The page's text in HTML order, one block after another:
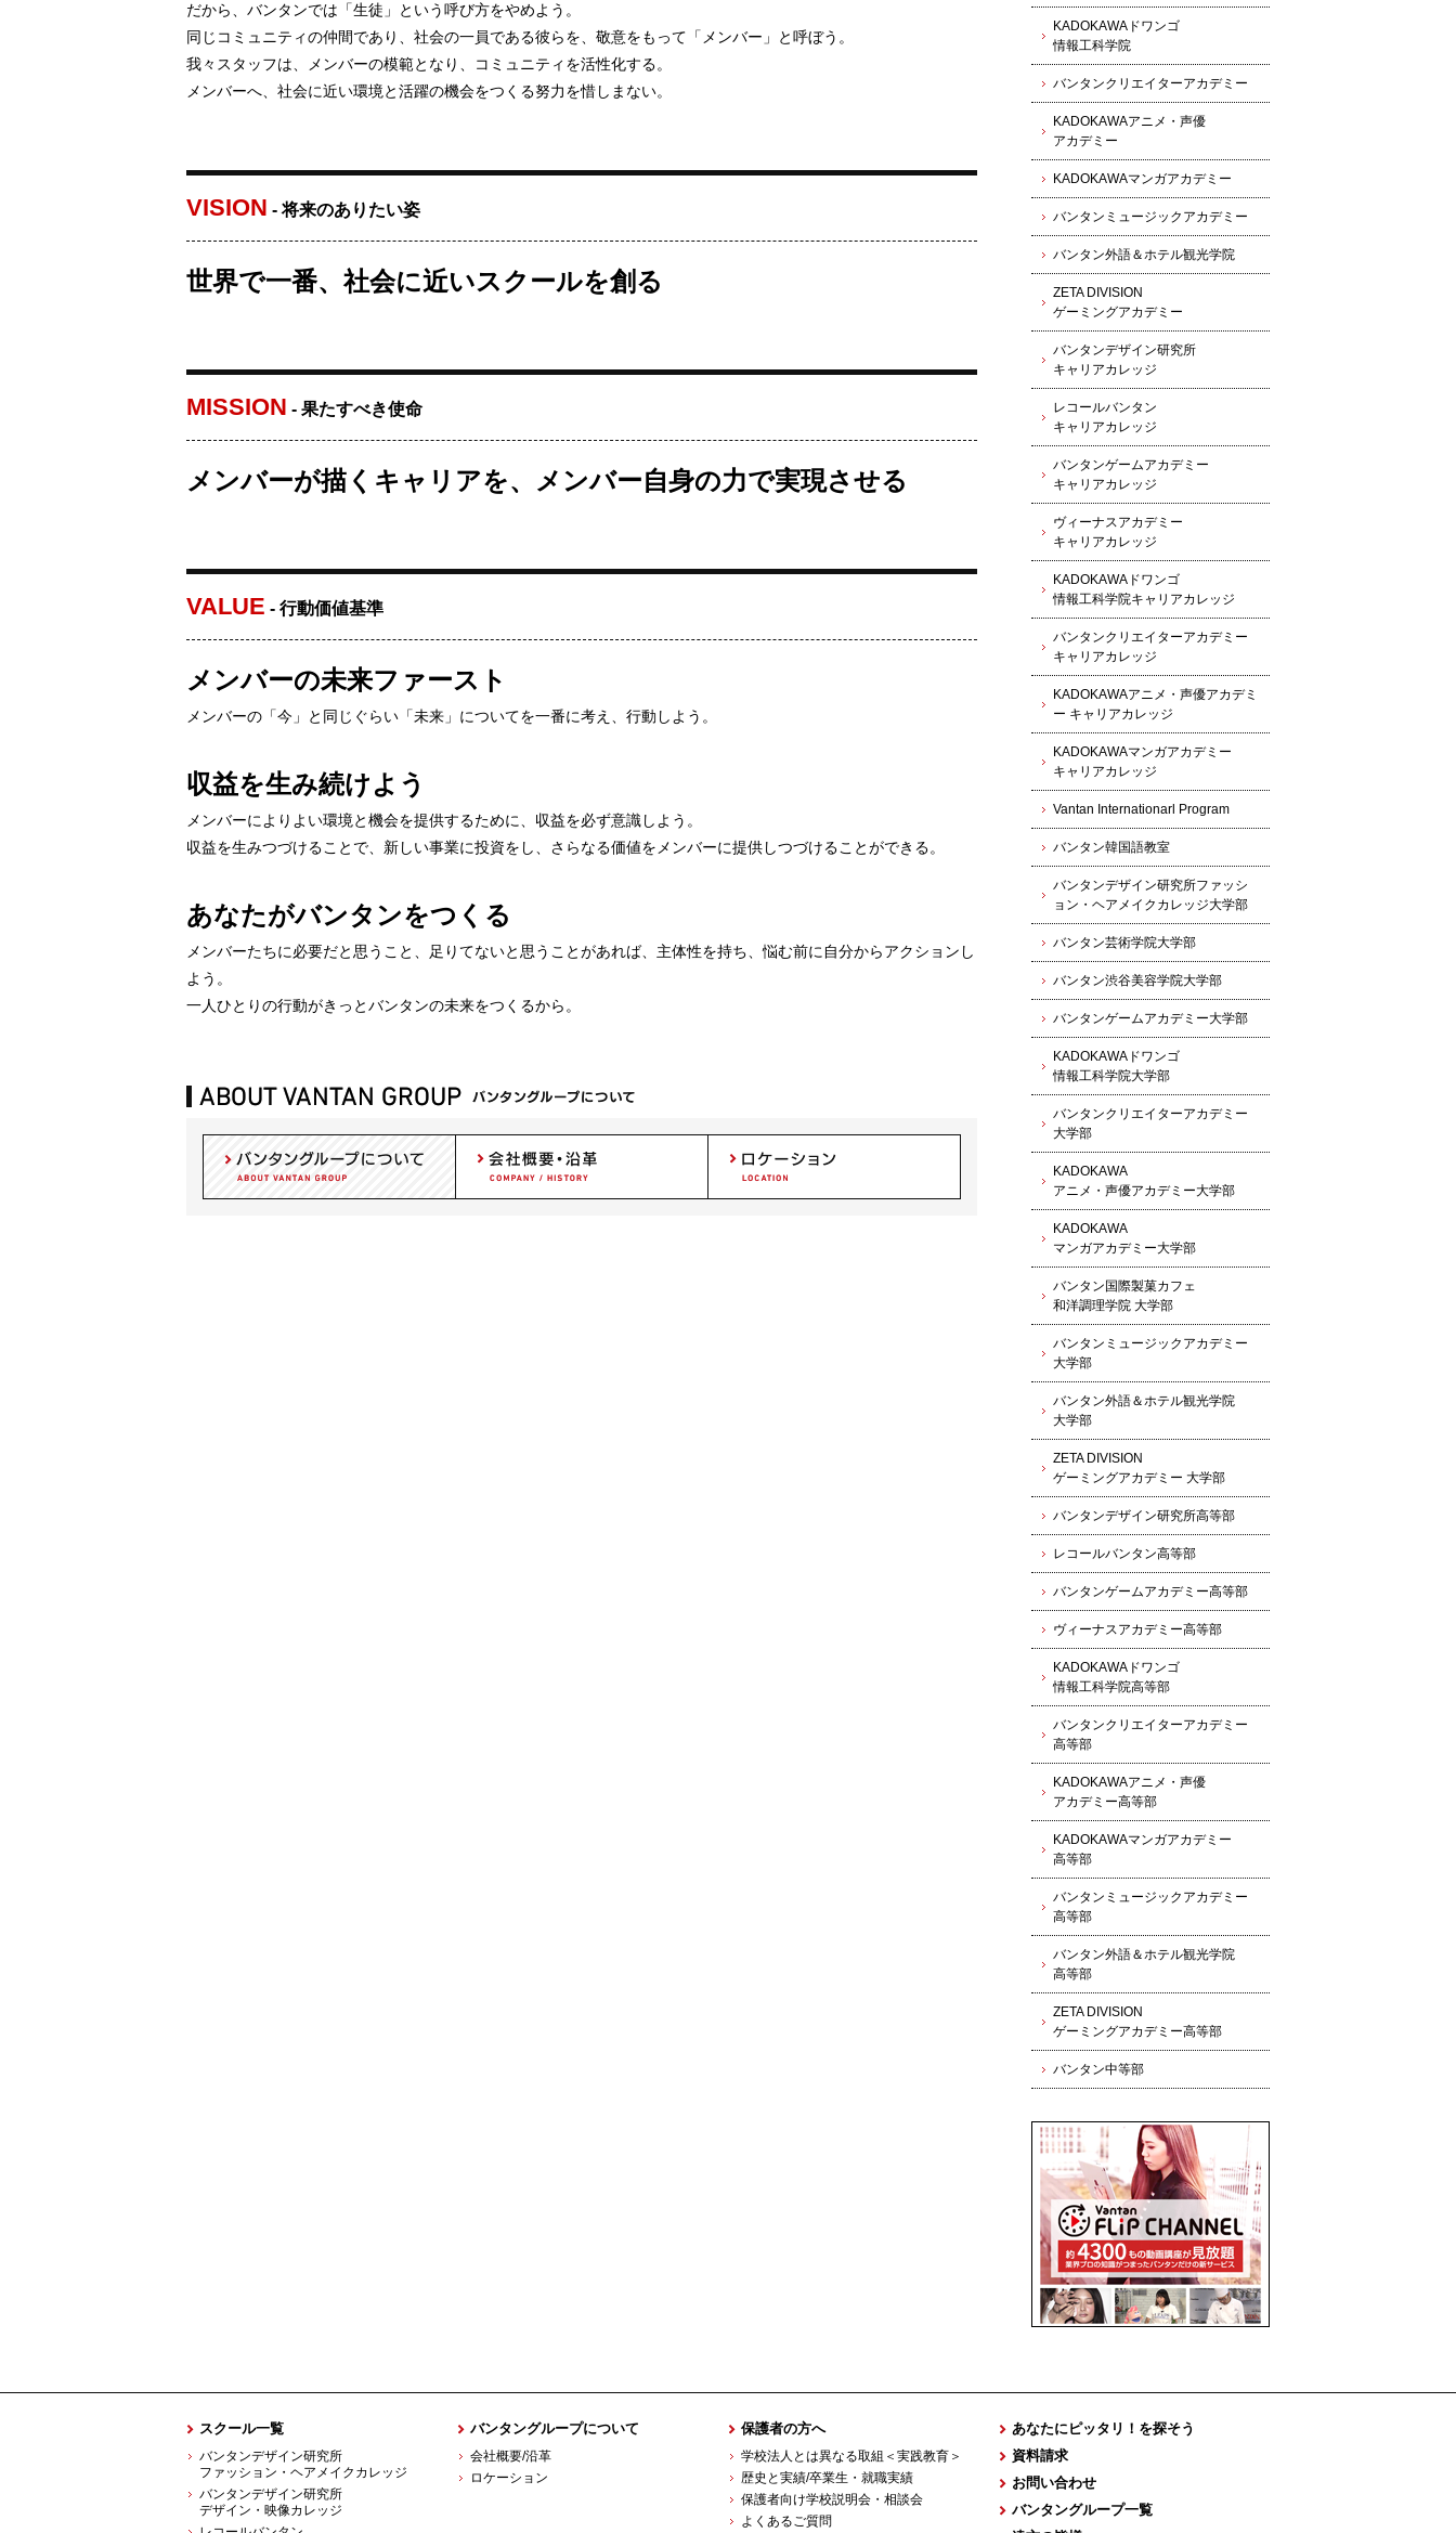
だから、バンタンでは「生徒」という呼び方をやめよう。
同じコミュニティの仲間であり、社会の一員である彼らを、敬意をもって「メンバー」と呼ぼう。
我々スタッフは、メンバーの模範となり、コミュニティを活性化する。
メンバーへ、社会に近い環境と活躍の機会をつくる努力を惜しまない。
VISION - 将来のありたい姿
世界で一番、社会に近いスクールを創る
MISSION - 果たすべき使命
メンバーが描くキャリアを、メンバー自身の力で実現させる
VALUE - 行動価値基準
メンバーの未来ファースト
メンバーの「今」と同じぐらい「未来」についてを一番に考え、行動しよう。
収益を生み続けよう
メンバーによりよい環境と機会を提供するために、収益を必ず意識しよう。
収益を生みつづけることで、新しい事業に投資をし、さらなる価値をメンバーに提供しつづけることができる。
あなたがバンタンをつくる
メンバーたちに必要だと思うこと、足りてないと思うことがあれば、主体性を持ち、悩む前に自分からアクションし
よう。
一人ひとりの行動がきっとバンタンの未来をつくるから。
KADOKAWAドワンゴ
情報工科学院
バンタンクリエイターアカデミー
KADOKAWAアニメ・声優
アカデミー
KADOKAWAマンガアカデミー
バンタンミュージックアカデミー
バンタン外語＆ホテル観光学院
ZETA DIVISION
ゲーミングアカデミー
バンタンデザイン研究所
キャリアカレッジ
レコールバンタン
キャリアカレッジ
バンタンゲームアカデミー
キャリアカレッジ
ヴィーナスアカデミー
キャリアカレッジ
KADOKAWAドワンゴ
情報工科学院キャリアカレッジ
バンタンクリエイターアカデミー
キャリアカレッジ
KADOKAWAアニメ・声優アカデミ
ー キャリアカレッジ
KADOKAWAマンガアカデミー
キャリアカレッジ
Vantan Internationarl Program
バンタン韓国語教室
バンタンデザイン研究所ファッシ
ョン・ヘアメイクカレッジ大学部
バンタン芸術学院大学部
バンタン渋谷美容学院大学部
バンタンゲームアカデミー大学部
KADOKAWAドワンゴ
情報工科学院大学部
バンタンクリエイターアカデミー
大学部
KADOKAWA
アニメ・声優アカデミー大学部
KADOKAWA
マンガアカデミー大学部
バンタン国際製菓カフェ
和洋調理学院 大学部
バンタンミュージックアカデミー
大学部
バンタン外語＆ホテル観光学院
大学部
ZETA DIVISION
ゲーミングアカデミー 大学部
バンタンデザイン研究所高等部
レコールバンタン高等部
バンタンゲームアカデミー高等部
ヴィーナスアカデミー高等部
KADOKAWAドワンゴ
情報工科学院高等部
バンタンクリエイターアカデミー
高等部
KADOKAWAアニメ・声優
アカデミー高等部
KADOKAWAマンガアカデミー
高等部
バンタンミュージックアカデミー
高等部
バンタン外語＆ホテル観光学院
高等部
ZETA DIVISION
ゲーミングアカデミー高等部
バンタン中等部
スクール一覧
バンタンデザイン研究所
ファッション・ヘアメイクカレッジ
バンタンデザイン研究所
デザイン・映像カレッジ
バンタングループについて
会社概要/沿革
ロケーション
保護者の方へ
学校法人とは異なる取組＜実践教育＞
歴史と実績/卒業生・就職実績
保護者向け学校説明会・相談会
よくあるご質問
あなたにピッタリ！を探そう
資料請求
お問い合わせ
バンタングループ一覧